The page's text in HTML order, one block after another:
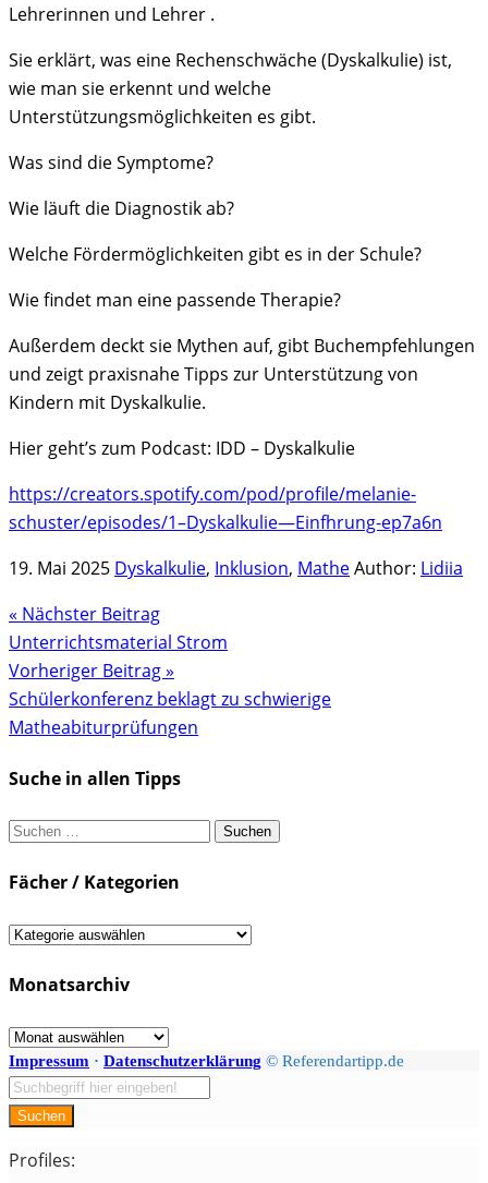
Lehrerinnen und Lehrer .
Sie erklärt, was eine Rechenschwäche (Dyskalkulie) ist,
wie man sie erkennt und welche
Unterstützungsmöglichkeiten es gibt.
Was sind die Symptome?
Wie läuft die Diagnostik ab?
Welche Fördermöglichkeiten gibt es in der Schule?
Wie findet man eine passende Therapie?
Außerdem deckt sie Mythen auf, gibt Buchempfehlungen
und zeigt praxisnahe Tipps zur Unterstützung von
Kindern mit Dyskalkulie.
Hier geht’s zum Podcast: IDD – Dyskalkulie
https://creators.spotify.com/pod/profile/melanie-
schuster/episodes/1–Dyskalkulie—Einfhrung-ep7a6n
19. Mai 2025 Dyskalkulie, Inklusion, MatheAuthor: Lidiia
« Nächster Beitrag
Unterrichtsmaterial Strom
Vorheriger Beitrag »
Schülerkonferenz beklagt zu schwierige
Matheabiturprüfungen
Suche in allen Tipps
Suchen
Fächer / Kategorien
Fächer
Kategorien
Monatsarchiv
Monatsarchiv
Impressum · Datenschutzerklärung © Referendartipp.de
Suchen
Profiles: